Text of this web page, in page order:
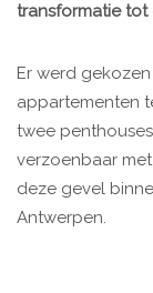
transformatie
Er werd
appartementen
twee
verzoenbaar
deze gevel
Antwerpen.